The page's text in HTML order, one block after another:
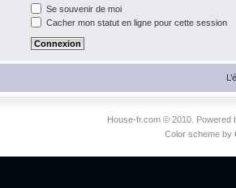
Se souvenir de moi
Cacher mon statut en ligne pour cette session
House-fr.com © 2010. Powered
Color scheme by